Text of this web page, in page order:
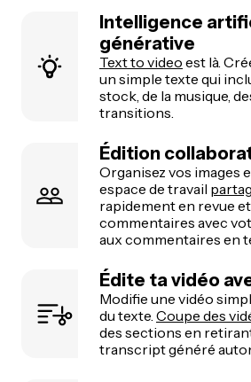
Intelligence
générative
Text to video est là.
un simple texte qui
stock, de la musique,
transitions.
Édition
Organisez vos images
espace de travail
rapidement en revue
commentaires avec
aux commentaires en
Édite ta vidéo
Modifie une vidéo
du texte. Coupe des
des sections en
transcript généré